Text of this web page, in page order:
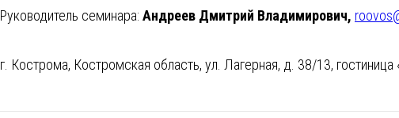
Руководитель семинара: Андреев Дмитрий Владимирович,
г. Кострома, Костромская область, ул. Лагерная, д. 38/13, гостиница